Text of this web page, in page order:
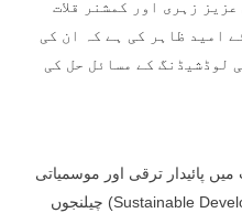
زہری اور کمشنر قلات
امید ظاہر کی ہے کہ ان کی
لوڈشیڈنگ کے مسائل حل کی
پائیدار ترقی اور موسمیاتی
چیلنجوں (Sustainable Development & Climate Resilience) سے